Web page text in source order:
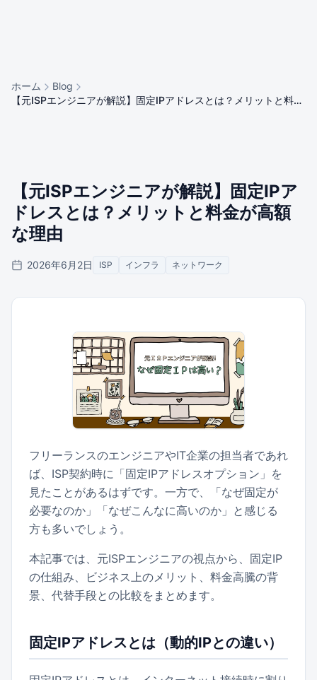
ホーム
Blog
【元ISPエンジニアが解説】固定IPアドレスとは？メリットと料金
【元ISPエンジニアが解説】固定IPア
ドレスとは？メリットと料金が高額
な理由
2026年6月2日 ISP インフラ ネットワーク
フリーランスのエンジニアやIT企業の担当者であれ
ば、ISP契約時に「固定IPアドレスオプション」を
見たことがあるはずです。一方で、「なぜ固定が
必要なのか」「なぜこんなに高いのか」と感じる
方も多いでしょう。
本記事では、元ISPエンジニアの視点から、固定IP
の仕組み、ビジネス上のメリット、料金高騰の背
景、代替手段との比較をまとめます。
固定IPアドレスとは（動的IPとの違い）